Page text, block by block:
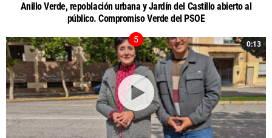
Anillo Verde, repoblación urbana y Jardín del Castillo abierto al
público. Compromiso Verde del PSOE
0:13